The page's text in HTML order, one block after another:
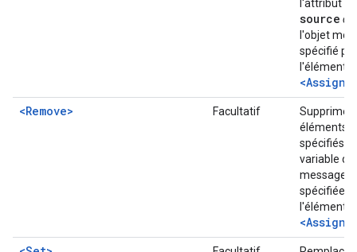
l'attribut
source
l'objet
spécifié par
l'élément
<Remove>
Facultatif
Supprime
éléments
spécifiés
variable de
message
spécifiée
l'élément